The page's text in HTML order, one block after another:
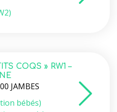
COQS » RW1 –
JAMBES
bébés)